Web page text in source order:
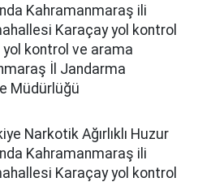
Kahramanmaraş ili
Karaçay yol kontrol
kontrol ve arama
İl Jandarma
Müdürlüğü
Narkotik Ağırlıklı Huzur
Kahramanmaraş ili
Karaçay yol kontrol